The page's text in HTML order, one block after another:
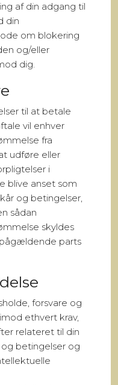
af din adgang til
din
om blokering
og/eller
dig.
til at betale
vil enhver
fra
udføre eller
i
blive anset som
og betingelser,
sådan
skyldes
parts
forsvare og
ethvert krav,
relateret til din
betingelser og